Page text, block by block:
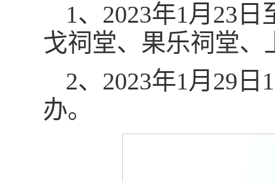
1、2023年1月23
戈祠堂、果乐祠堂
2、2023年1月29
办。